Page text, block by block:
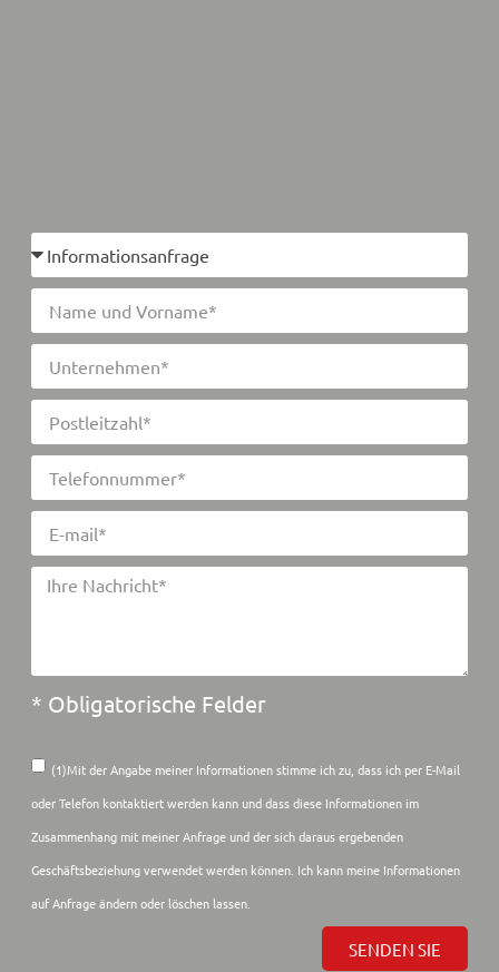
* Obligatorische Felder
(1)Mit der Angabe meiner Informationen stimme ich zu, dass ich per E-Mail
oder Telefon kontaktiert werden kann und dass diese Informationen im
Zusammenhang mit meiner Anfrage und der sich daraus ergebenden
Geschäftsbeziehung verwendet werden können. Ich kann meine Informationen
auf Anfrage ändern oder löschen lassen.
SENDEN SIE